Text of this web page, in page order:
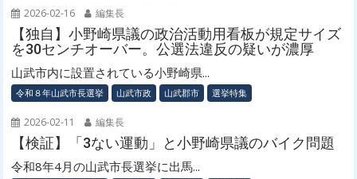
2026-02-16 編集長
【独自】小野崎県議の政治活動用看板が規定サイズ
を30センチオーバー。公選法違反の疑いが濃厚
山武市内に設置されている小野崎県...
令和８年山武市長選挙 山武市政 山武郡市 選挙特集
2026-02-11 編集長
【検証】「3ない運動」と小野崎県議のバイク問題
令和8年4月の山武市長選挙に出馬...